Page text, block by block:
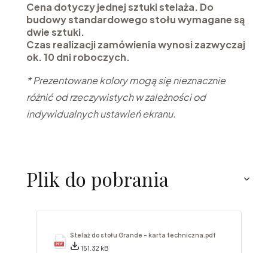
Cena dotyczy jednej sztuki stelaża. Do
budowy standardowego stołu wymagane są
dwie sztuki.
Czas realizacji zamówienia wynosi zazwyczaj
ok. 10 dni roboczych.
* Prezentowane kolory mogą się nieznacznie
różnić od rzeczywistych w zależności od
indywidualnych ustawień ekranu.
Plik do pobrania
Stelaż do stołu Grande - karta techniczna.pdf
151.32 kB